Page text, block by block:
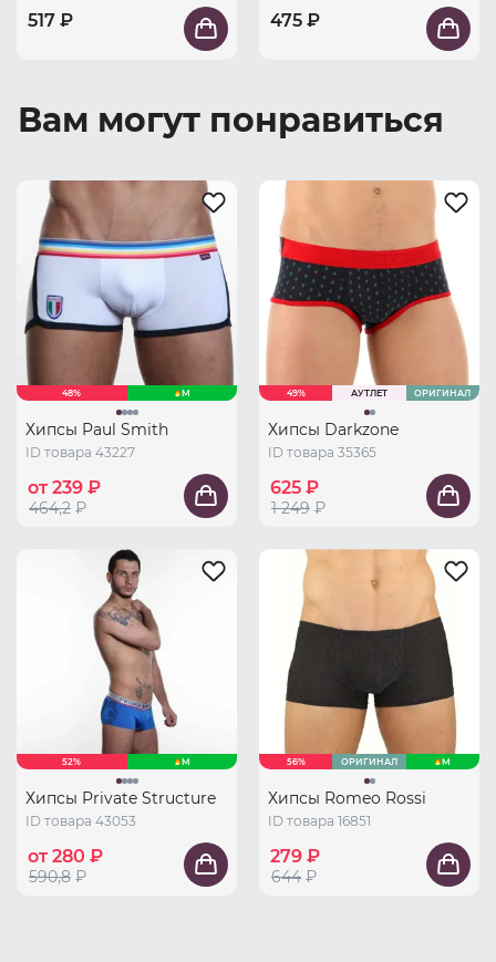
517 ₽ 475 ₽
Вам могут понравиться
48% M
Хипсы Paul Smith
ID товара 43227
от 239 ₽
464,2 ₽
49% АУТЛЕТ ОРИГИНАЛ
Хипсы Darkzone
ID товара 35365
625 ₽
1 249 ₽
52% M
Хипсы Private Structure
ID товара 43053
от 280 ₽
590,8 ₽
56% ОРИГИНАЛ M
Хипсы Romeo Rossi
ID товара 16851
279 ₽
644 ₽